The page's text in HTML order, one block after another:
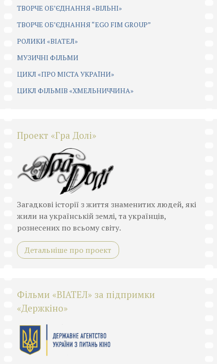
ТВОРЧЕ ОБ’ЄДНАННЯ «ВІЛЬНІ»
ТВОРЧЕ ОБ’ЄДНАННЯ “EGO FIM GROUP”
РОЛИКИ «ВІАТЕЛ»
МУЗИЧНІ ФІЛЬМИ
ЦИКЛ «ПРО МІСТА УКРАЇНИ»
ЦИКЛ ФІЛЬМІВ «ХМЕЛЬНИЧЧИНА»
Проект «Гра Долі»
Загадкові історії з життя знаменитих людей, які
жили на українській землі, та українців,
рознесених по всьому світу.
Детальніше про проект
Фільми «ВІАТЕЛ» за підпримки
«Держкіно»